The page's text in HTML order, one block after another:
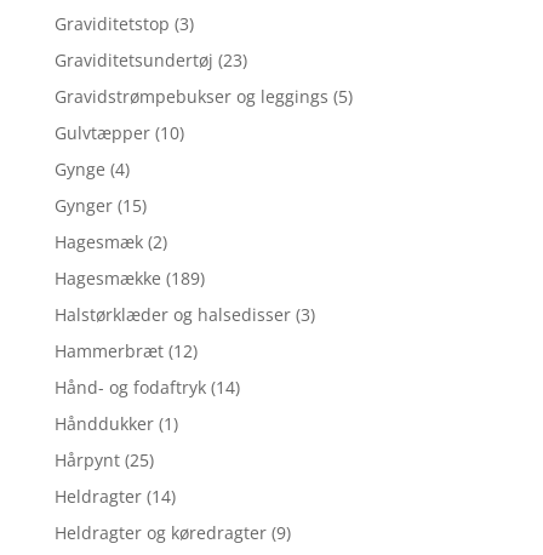
Graviditetstop (3)
Graviditetsundertøj (23)
Gravidstrømpebukser og leggings (5)
Gulvtæpper (10)
Gynge (4)
Gynger (15)
Hagesmæk (2)
Hagesmække (189)
Halstørklæder og halsedisser (3)
Hammerbræt (12)
Hånd- og fodaftryk (14)
Hånddukker (1)
Hårpynt (25)
Heldragter (14)
Heldragter og køredragter (9)